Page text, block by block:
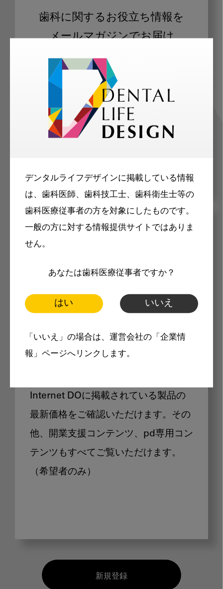
デンタルライフデザインに掲載している情報
は、歯科医師、歯科技工士、歯科衛生士等の
歯科医療従事者の方を対象にしたものです。
一般の方に対する情報提供サイトではありま
せん。
あなたは歯科医療従事者ですか？
はい いいえ
「いいえ」の場合は、運営会社の「企業情
報」ページへリンクします。
歯科に関するお役立ち情報を
メールマガジンでお届け
ご登録いただいた職種（歯科医師、歯
科衛生士、歯科技工士）に合わせた内
容のメールマガジンをお届けします。
メリット
製品価格も閲覧可能
Internet DOに掲載されている製品の
最新価格をご確認いただけます。その
他、開業支援コンテンツ、pd専用コン
テンツもすべてご覧いただけます。
（希望者のみ）
新規登録